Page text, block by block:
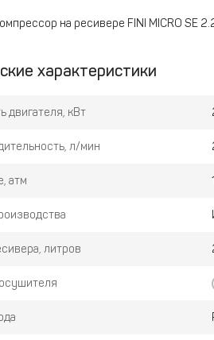
на ресивере FINI MICRO SE
характеристики
двигателя, кВт
л/мин
атм
литров